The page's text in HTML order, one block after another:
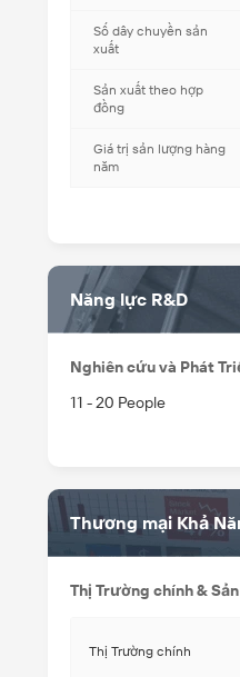
Số dây chuyền sản
xuất
Sản xuất theo hợp
đồng
Giá trị sản lượng hàng
năm
Năng lực R&D
Nghiên cứu và Phát
11 - 20 People
Thương mại Khả
Thị Trường chính &
Thị Trường chính